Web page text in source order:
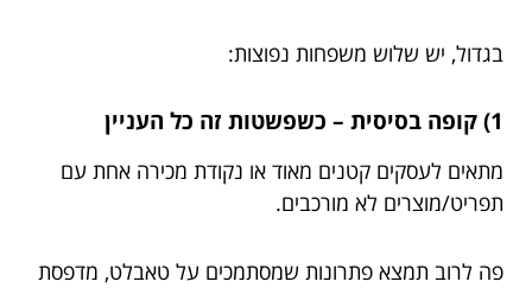
בגדול, יש שלוש משפחות נפוצות:
1) קופה בסיסית – כשפשטות זה כל העניין
מתאים לעסקים קטנים מאוד או נקודת מכירה אחת עם
תפריט/מוצרים לא מורכבים.
פה לרוב תמצא פתרונות שמסתמכים על טאבלט, מדפסת